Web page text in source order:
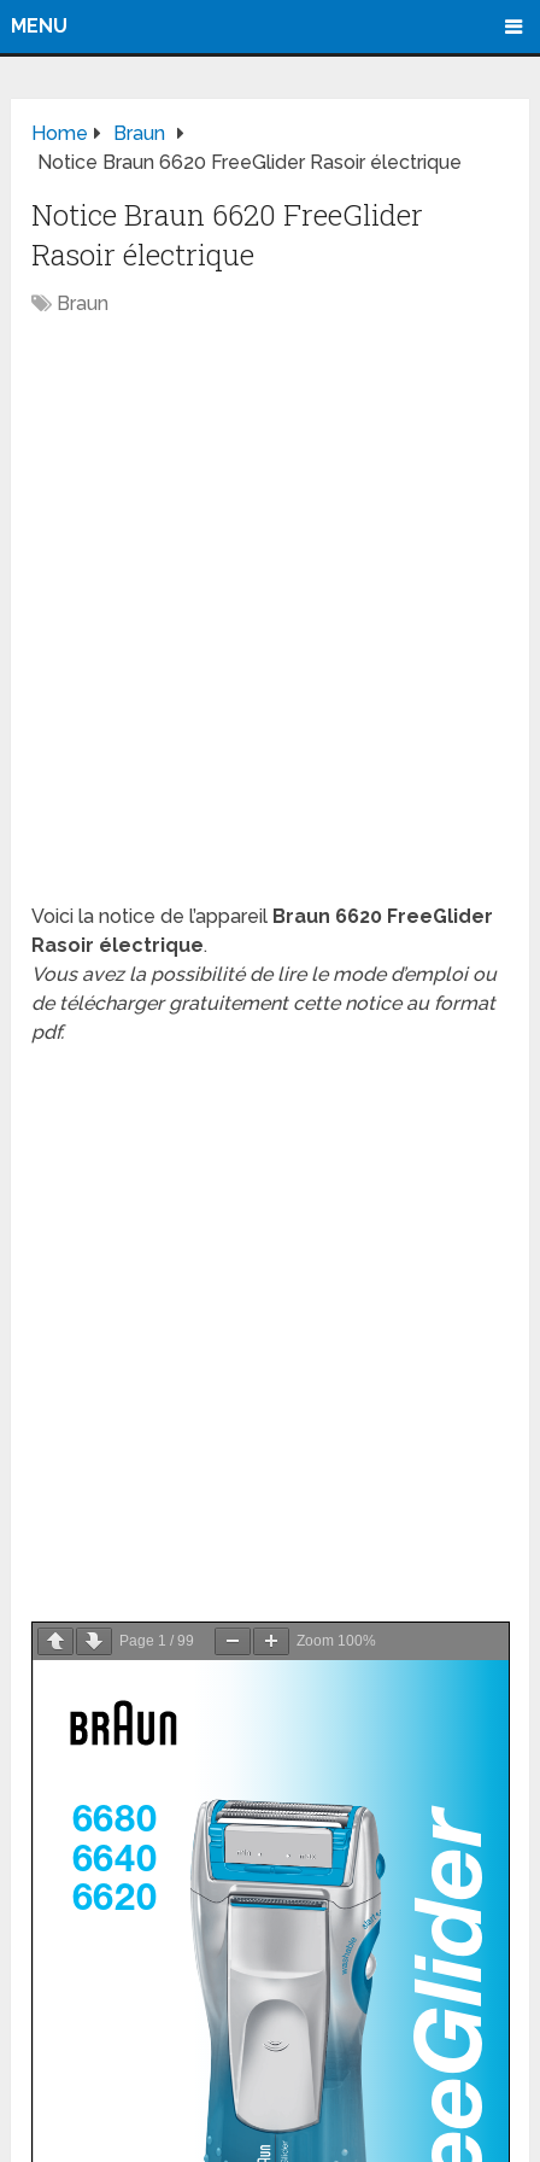
MENU
Home
Braun
Notice Braun 6620 FreeGlider Rasoir électrique
Notice Braun 6620 FreeGlider
Rasoir électrique
Braun
Voici la notice de l’appareil Braun 6620 FreeGlider
Rasoir électrique.
Vous avez la possibilité de lire le mode d’emploi ou
de télécharger gratuitement cette notice au format
pdf.
Page 1 /99 Zoom 100%